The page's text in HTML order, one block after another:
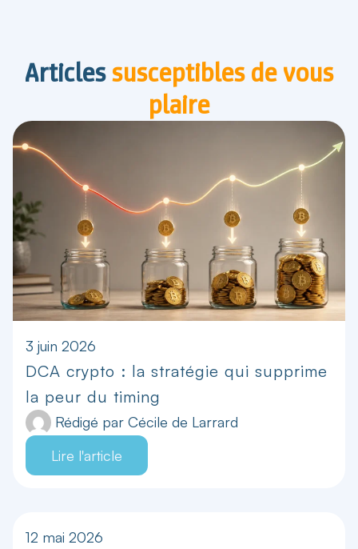
Articlessusceptibles de vous
plaire
3 juin 2026
DCA crypto : la stratégie qui supprime
la peur du timing
Rédigé par Cécile de Larrard
Lire l'article
12 mai 2026